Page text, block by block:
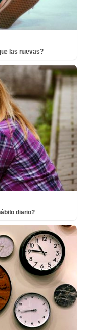
las nuevas?
diario?